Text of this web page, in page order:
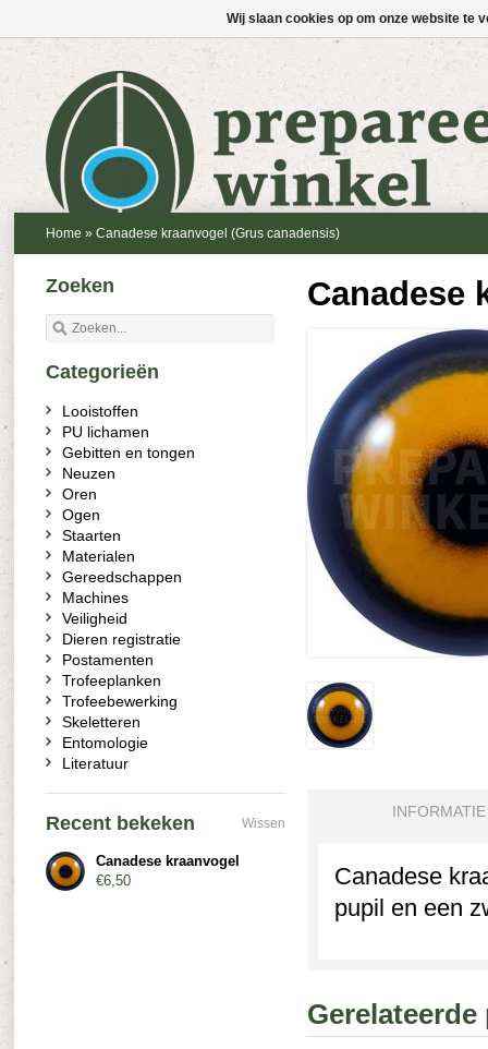
Home » Canadese kraanvogel (Grus canadensis)
Canadese
INFORMATIE
Canadese
pupil en een
Zoeken
Categorieën
Looistoffen
PU lichamen
Gebitten en tongen
Neuzen
Oren
Ogen
Staarten
Materialen
Gereedschappen
Machines
Veiligheid
Dieren registratie
Postamenten
Trofeeplanken
Trofeebewerking
Skeletteren
Entomologie
Literatuur
Recent bekeken Wissen
Canadese kraanvogel
€6,50
Wij slaan cookies op om onze website te